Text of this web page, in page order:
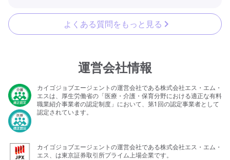
よくある質問をもっと見る
運営会社情報
カイゴジョブエージェントの運営会社である株式会社エス・エム・
エスは、厚生労働省の「医療・介護・保育分野における適正な有料
職業紹介事業者の認定制度」において、第1回の認定事業者として
認定されています。
カイゴジョブエージェントの運営会社である株式会社エス・エム・
エス、は東京証券取引所プライム上場企業です。